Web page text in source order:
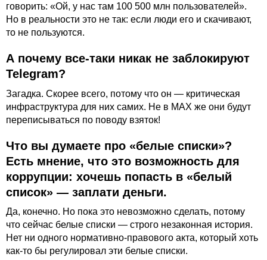
говорить: «Ой, у нас там 100 500 млн пользователей».
Но в реальности это не так: если люди его и скачивают,
то не пользуются.
А почему все-таки никак не заблокируют
Telegram?
Загадка. Скорее всего, потому что он — критическая
инфраструктура для них самих. Не в MАХ же они будут
переписываться по поводу взяток!
Что вы думаете про «белые списки»?
Есть мнение, что это возможность для
коррупции: хочешь попасть в «белый
список» — заплати деньги.
Да, конечно. Но пока это невозможно сделать, потому
что сейчас белые списки — строго незаконная история.
Нет ни одного нормативно-правового акта, который хоть
как-то бы регулировал эти белые списки.